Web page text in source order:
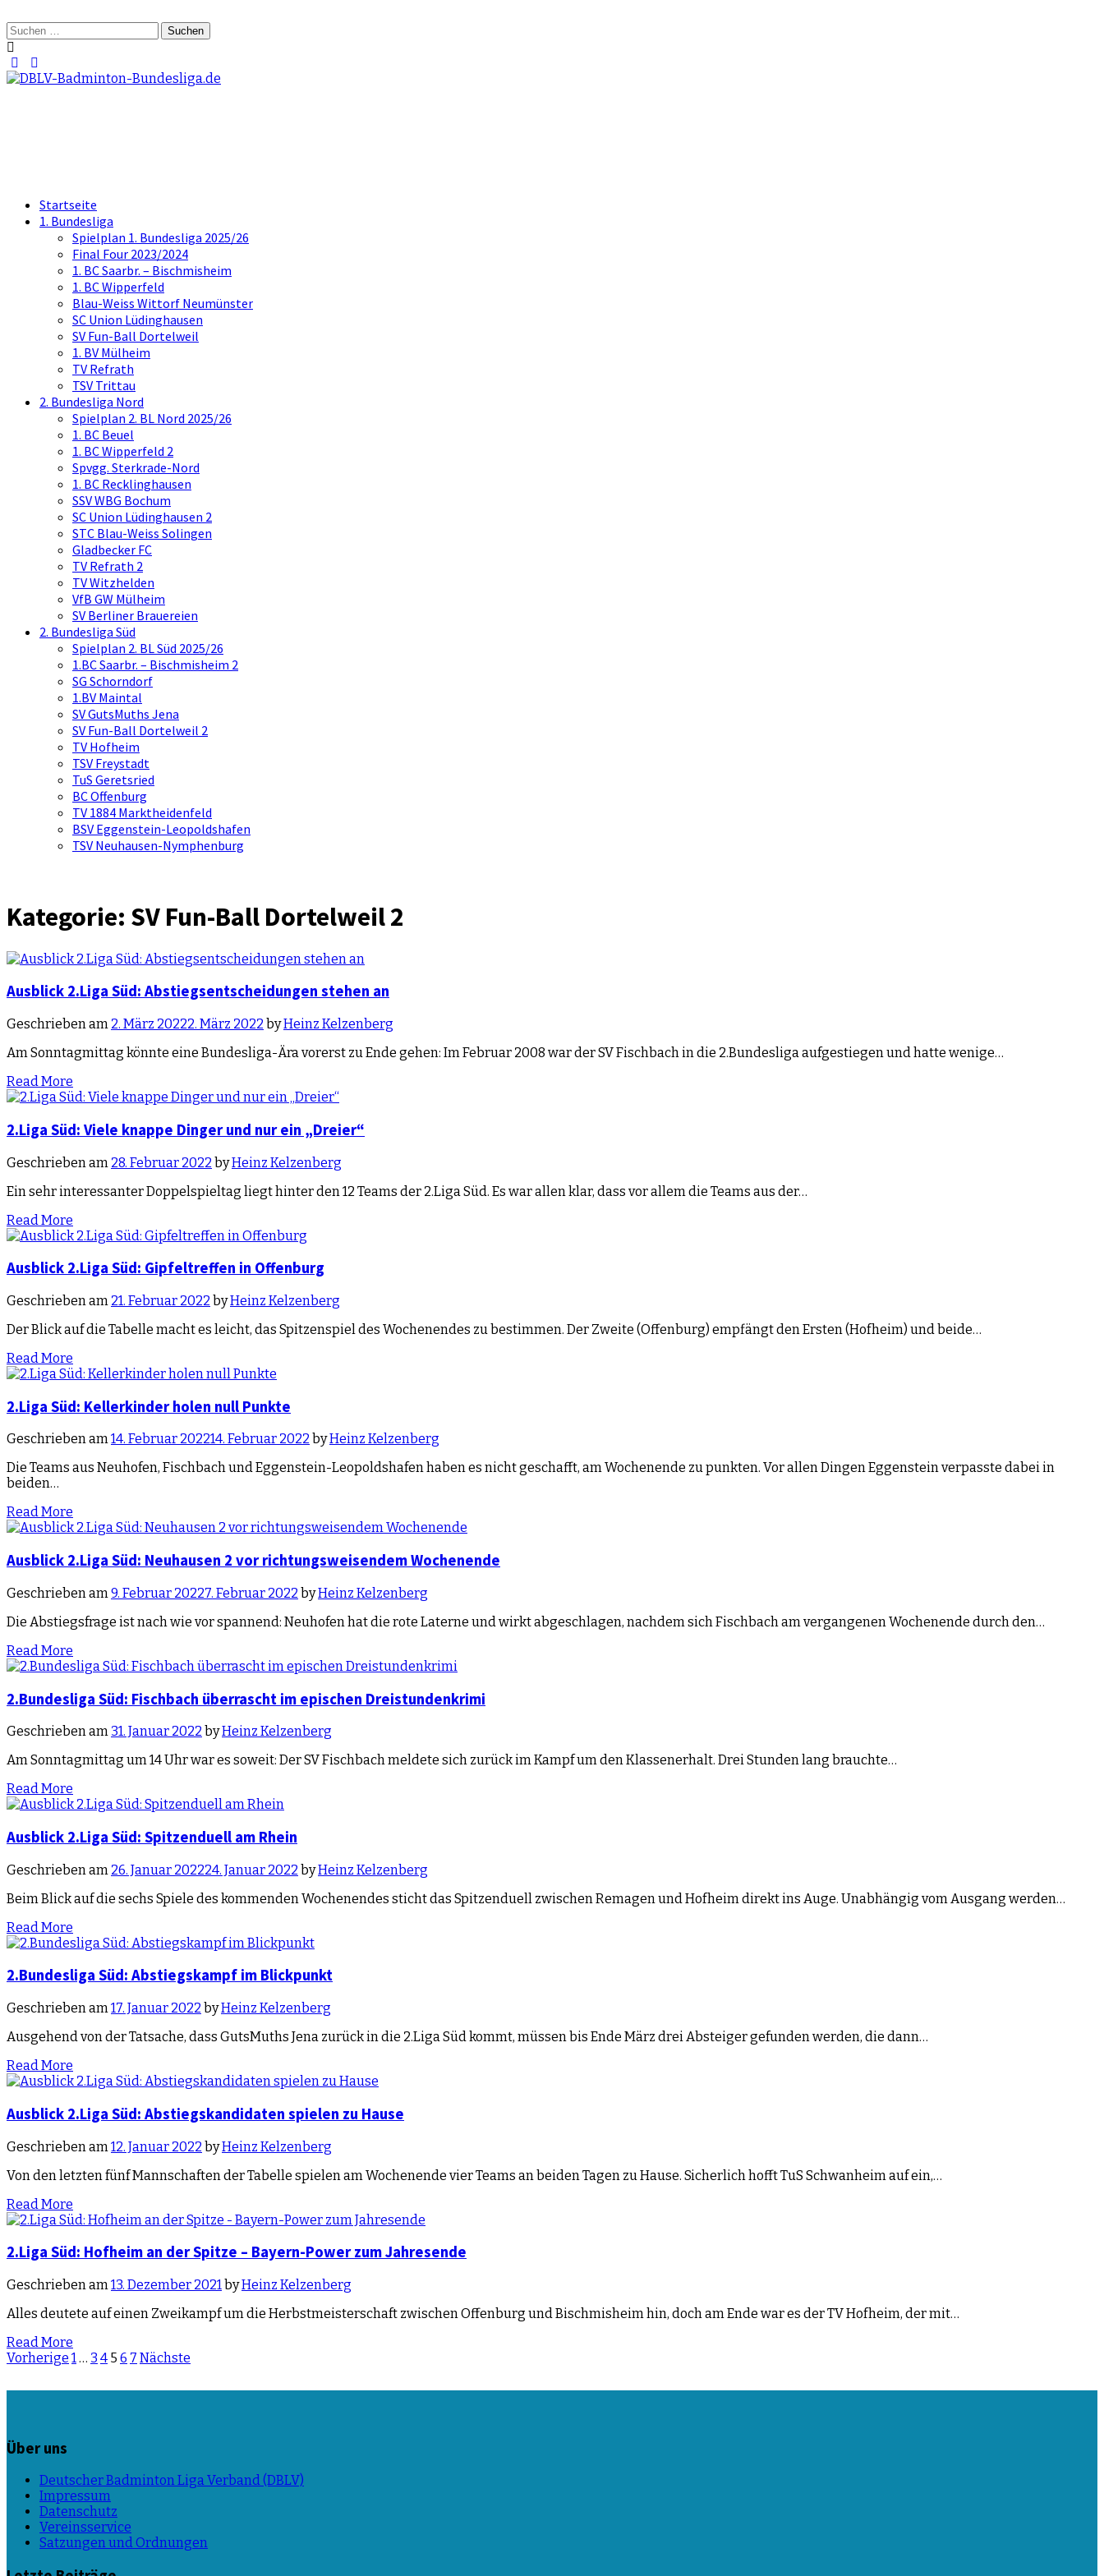
zum
Inhalt
Suchen
nach:
Startseite
1. Bundesliga
Spielplan 1. Bundesliga 2025/26
Final Four 2023/2024
1. BC Saarbr. – Bischmisheim
1. BC Wipperfeld
Blau-Weiss Wittorf Neumünster
SC Union Lüdinghausen
SV Fun-Ball Dortelweil
1. BV Mülheim
TV Refrath
TSV Trittau
2. Bundesliga Nord
Spielplan 2. BL Nord 2025/26
1. BC Beuel
1. BC Wipperfeld 2
Spvgg. Sterkrade-Nord
1. BC Recklinghausen
SSV WBG Bochum
SC Union Lüdinghausen 2
STC Blau-Weiss Solingen
Gladbecker FC
TV Refrath 2
TV Witzhelden
VfB GW Mülheim
SV Berliner Brauereien
2. Bundesliga Süd
Spielplan 2. BL Süd 2025/26
1.BC Saarbr. – Bischmisheim 2
SG Schorndorf
1.BV Maintal
SV GutsMuths Jena
SV Fun-Ball Dortelweil 2
TV Hofheim
TSV Freystadt
TuS Geretsried
BC Offenburg
TV 1884 Marktheidenfeld
BSV Eggenstein-Leopoldshafen
TSV Neuhausen-Nymphenburg
Kategorie: SV Fun-Ball Dortelweil 2
Ausblick 2.Liga Süd: Abstiegsentscheidungen stehen an
Geschrieben am 2. März 20222. März 2022 byHeinz Kelzenberg
Am Sonntagmittag könnte eine Bundesliga-Ära vorerst zu Ende gehen: Im Februar 2008 war der SV Fischbach in die 2.Bundesliga aufgestiegen und hatte wenige…
Read More
2.Liga Süd: Viele knappe Dinger und nur ein „Dreier“
Geschrieben am 28. Februar 2022 byHeinz Kelzenberg
Ein sehr interessanter Doppelspieltag liegt hinter den 12 Teams der 2.Liga Süd. Es war allen klar, dass vor allem die Teams aus der…
Read More
Ausblick 2.Liga Süd: Gipfeltreffen in Offenburg
Geschrieben am 21. Februar 2022 byHeinz Kelzenberg
Der Blick auf die Tabelle macht es leicht, das Spitzenspiel des Wochenendes zu bestimmen. Der Zweite (Offenburg) empfängt den Ersten (Hofheim) und beide…
Read More
2.Liga Süd: Kellerkinder holen null Punkte
Geschrieben am14. Februar 202214. Februar 2022 byHeinz Kelzenberg
Die Teams aus Neuhofen, Fischbach und Eggenstein-Leopoldshafen haben es nicht geschafft, am Wochenende zu punkten. Vor allen Dingen Eggenstein verpasste dabei in
beiden…
Read More
Ausblick 2.Liga Süd: Neuhausen 2 vor richtungsweisendem Wochenende
Geschrieben am9. Februar 20227. Februar 2022 byHeinz Kelzenberg
Die Abstiegsfrage ist nach wie vor spannend: Neuhofen hat die rote Laterne und wirkt abgeschlagen, nachdem sich Fischbach am vergangenen Wochenende durch den…
Read More
2.Bundesliga Süd: Fischbach überrascht im epischen Dreistundenkrimi
Geschrieben am 31. Januar 2022 byHeinz Kelzenberg
Am Sonntagmittag um 14 Uhr war es soweit: Der SV Fischbach meldete sich zurück im Kampf um den Klassenerhalt. Drei Stunden lang brauchte…
Read More
Ausblick 2.Liga Süd: Spitzenduell am Rhein
Geschrieben am 26. Januar 202224. Januar 2022 byHeinz Kelzenberg
Beim Blick auf die sechs Spiele des kommenden Wochenendes sticht das Spitzenduell zwischen Remagen und Hofheim direkt ins Auge. Unabhängig vom Ausgang werden…
Read More
2.Bundesliga Süd: Abstiegskampf im Blickpunkt
Geschrieben am17. Januar 2022 byHeinz Kelzenberg
Ausgehend von der Tatsache, dass GutsMuths Jena zurück in die 2.Liga Süd kommt, müssen bis Ende März drei Absteiger gefunden werden, die dann…
Read More
Ausblick 2.Liga Süd: Abstiegskandidaten spielen zu Hause
Geschrieben am 12. Januar 2022 byHeinz Kelzenberg
Von den letzten fünf Mannschaften der Tabelle spielen am Wochenende vier Teams an beiden Tagen zu Hause. Sicherlich hofft TuS Schwanheim auf ein,…
Read More
2.Liga Süd: Hofheim an der Spitze – Bayern-Power zum Jahresende
Geschrieben am13. Dezember 2021byHeinz Kelzenberg
Alles deutete auf einen Zweikampf um die Herbstmeisterschaft zwischen Offenburg und Bischmisheim hin, doch am Ende war es der TV Hofheim, der mit…
Read More
Beitragsnavigation
Vorherige 1… 3 4 5 6 7 Nächste
Über uns
Deutscher Badminton Liga Verband (DBLV)
Impressum
Datenschutz
Vereinsservice
Satzungen und Ordnungen